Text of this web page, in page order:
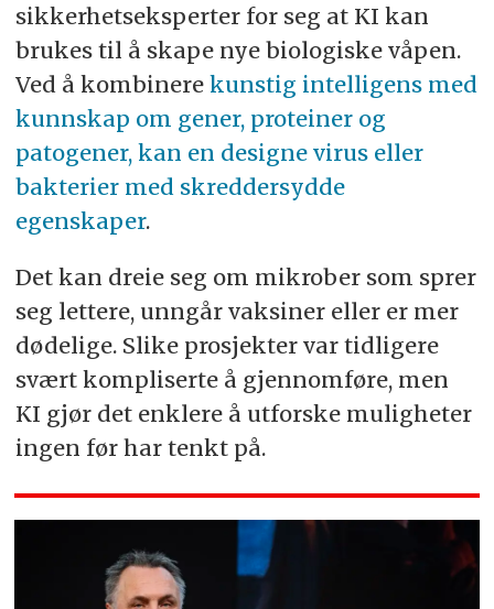
sikkerhetseksperter for seg at KI kan
brukes til å skape nye biologiske våpen.
Ved å kombinere kunstig intelligens med
kunnskap om gener, proteiner og
patogener, kan en designe virus eller
bakterier med skreddersydde
egenskaper.
Det kan dreie seg om mikrober som sprer
seg lettere, unngår vaksiner eller er mer
dødelige. Slike prosjekter var tidligere
svært kompliserte å gjennomføre, men
KI gjør det enklere å utforske muligheter
ingen før har tenkt på.